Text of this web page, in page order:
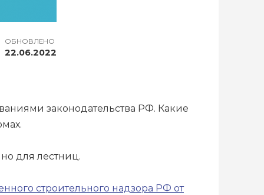
ОБНОВЛЕНО
22.06.2022
законодательства РФ. Какие
для лестниц.
строительного надзора РФ от